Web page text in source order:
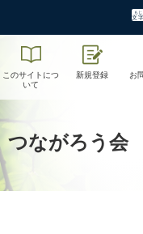
このサイトにつ
いて
新規登録 お
つながろう